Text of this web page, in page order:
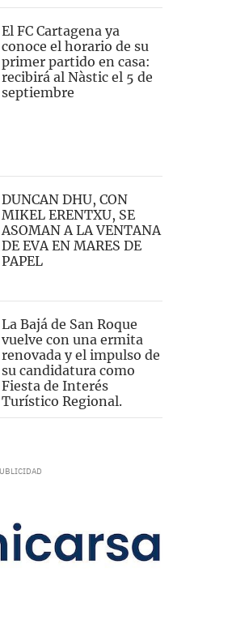
El FC Cartagena ya
conoce el horario de su
primer partido en casa:
recibirá al Nàstic el 5 de
septiembre
DUNCAN DHU, CON
MIKEL ERENTXU, SE
ASOMAN A LA VENTANA
DE EVA EN MARES DE
PAPEL
La Bajá de San Roque
vuelve con una ermita
renovada y el impulso de
su candidatura como
Fiesta de Interés
Turístico Regional.